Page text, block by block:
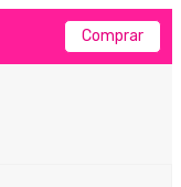
Comprar